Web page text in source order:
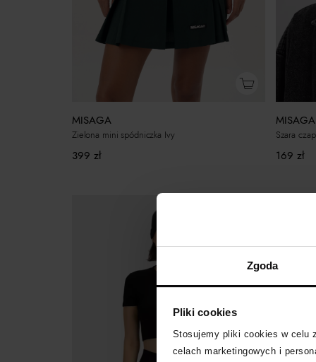
Zgoda
Pliki cookies
Stosujemy pliki cookies w celu
celach marketingowych i
MISAGA
Zielona mini spódniczka Ivy
399 zł
MISAGA
Szara
169 zł